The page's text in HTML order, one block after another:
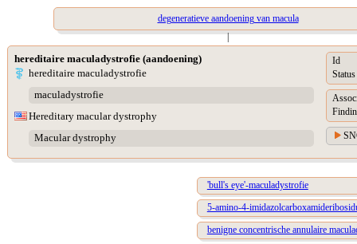
degeneratieve aandoening van macula
|
hereditaire maculadystrofie (aandoening)
hereditaire maculadystrofie
maculadystrofie
Hereditary macular dystrophy
Macular dystrophy
Id
Status
'bull's eye'-maculadystrofie
5-amino-4-
benigne concentrische annulaire